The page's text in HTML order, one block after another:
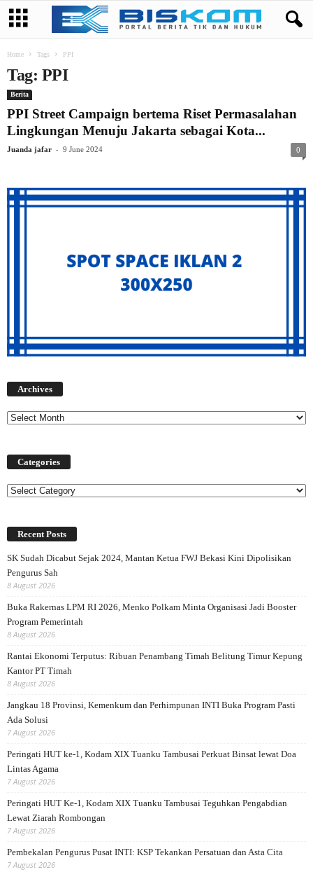
Home Tags PPI
Tag: PPI
Berita
PPI Street Campaign bertema Riset Permasalahan
Lingkungan Menuju Jakarta sebagai Kota...
Juanda jafar - 9 June 2024 0
Archives
Categories
Categories
Recent Posts
SK Sudah Dicabut Sejak 2024, Mantan Ketua FWJ Bekasi Kini Dipolisikan
Pengurus Sah
8 August 2026
Buka Rakernas LPM RI 2026, Menko Polkam Minta Organisasi Jadi Booster
Program Pemerintah
8 August 2026
Rantai Ekonomi Terputus: Ribuan Penambang Timah Belitung Timur Kepung
Kantor PT Timah
8 August 2026
Jangkau 18 Provinsi, Kemenkum dan Perhimpunan INTI Buka Program Pasti
Ada Solusi
7 August 2026
Peringati HUT ke-1, Kodam XIX Tuanku Tambusai Perkuat Binsat lewat Doa
Lintas Agama
7 August 2026
Peringati HUT Ke-1, Kodam XIX Tuanku Tambusai Teguhkan Pengabdian
Lewat Ziarah Rombongan
7 August 2026
Pembekalan Pengurus Pusat INTI: KSP Tekankan Persatuan dan Asta Cita
7 August 2026